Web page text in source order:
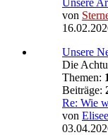
von
Unsere
Die
Themen: 1
Beiträge:
Re: Wie
von Elisee